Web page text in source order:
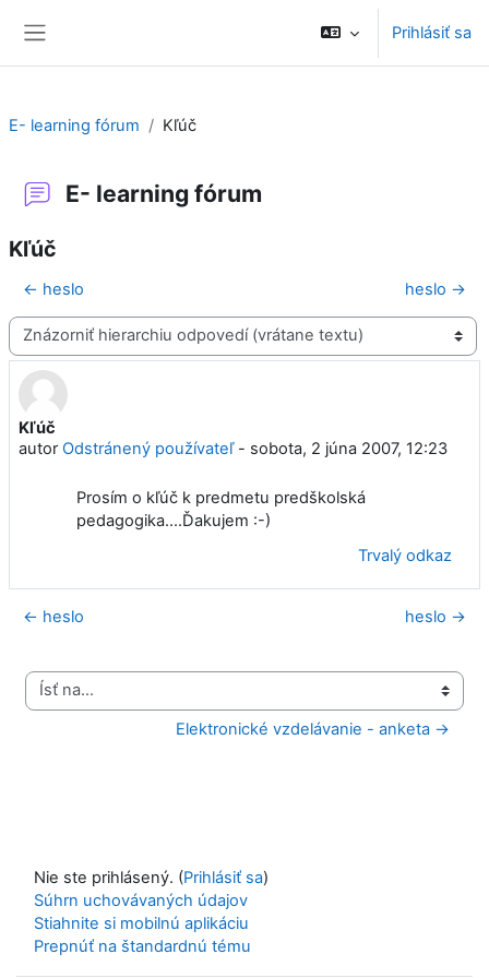
Prihlásiť sa
E- learning fórum Kľúč
E- learning fórum
Kľúč
← heslo
heslo →
Mód zobrazenia
Kľúč
autorOdstránený používateľ- sobota, 2 júna 2007, 12:23
Počet odpovedí: 0
Prosím o kľúč k predmetu predškolská
pedagogika....Ďakujem :-)
Trvalý odkaz
← heslo heslo →
Ísť na...
Elektronické vzdelávanie - anketa →
Nie ste prihlásený. (Prihlásiť sa)
Súhrn uchovávaných údajov
Stiahnite si mobilnú aplikáciu
Prepnúť na štandardnú tému